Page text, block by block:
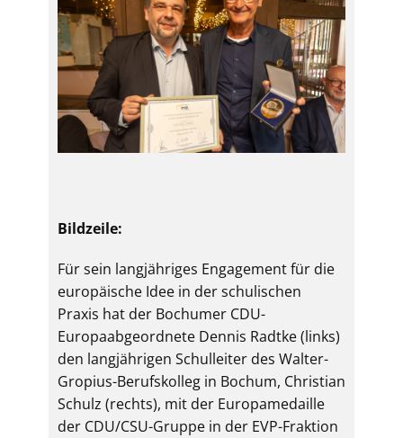
Bildzeile:
Für sein langjähriges Engagement für die
europäische Idee in der schulischen
Praxis hat der Bochumer CDU-
Europaabgeordnete Dennis Radtke (links)
den langjährigen Schulleiter des Walter-
Gropius-Berufskolleg in Bochum, Christian
Schulz (rechts), mit der Europamedaille
der CDU/CSU-Gruppe in der EVP-Fraktion